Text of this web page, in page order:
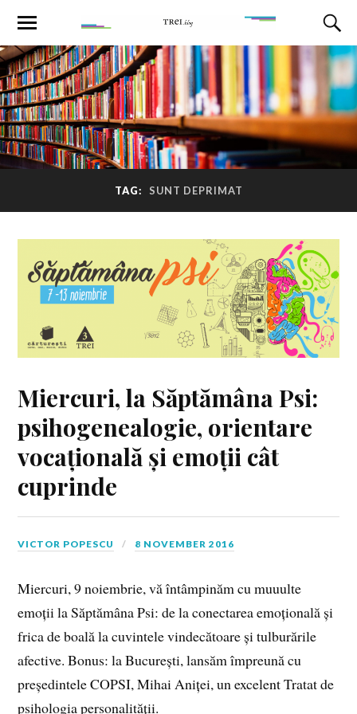
TAG: SUNT DEPRIMAT
Miercuri, la Săptămâna Psi:
psihogenealogie, orientare
vocațională și emoții cât
cuprinde
VICTOR POPESCU 8 NOVEMBER 2016
Miercuri, 9 noiembrie, vă întâmpinăm cu muuulte
emoții la Săptămâna Psi: de la conectarea emoțională și
frica de boală la cuvintele vindecătoare și tulburările
afective. Bonus: la București, lansăm împreună cu
președintele COPSI, Mihai Aniței, un excelent Tratat de
psihologia personalității.